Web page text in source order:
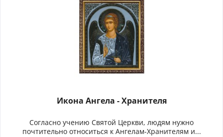
Икона Ангела - Хранителя
Согласно учению Святой Церкви, людям нужно
почтительно относиться к Ангелам-Хранителям и...